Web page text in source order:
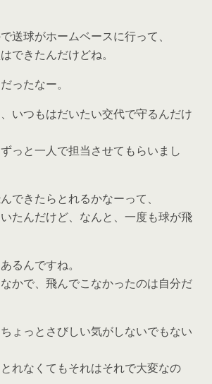
送球がホームベースに行って、
できたんだけどね。
ったなー。
いつもはだいたい交代で守るんだけ
っと一人で担当させてもらいまし
できたらとれるかなーって、
たんだけど、なんと、一度も球が飛
るんですね。
かで、飛んでこなかったのは自分だ
ょっとさびしい気がしないでもない
れなくてもそれはそれで大変なの